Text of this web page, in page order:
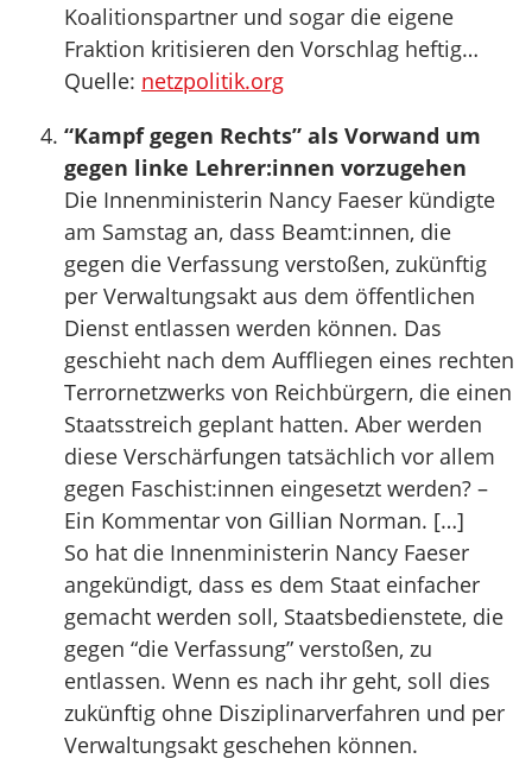
Koalitionspartner und sogar die eigene
Fraktion kritisieren den Vorschlag heftig…
Quelle: netzpolitik.org
“Kampf gegen Rechts” als Vorwand um
gegen linke Lehrer:innen vorzugehen
Die Innenministerin Nancy Faeser kündigte
am Samstag an, dass Beamt:innen, die
gegen die Verfassung verstoßen, zukünftig
per Verwaltungsakt aus dem öffentlichen
Dienst entlassen werden können. Das
geschieht nach dem Auffliegen eines rechten
Terrornetzwerks von Reichbürgern, die einen
Staatsstreich geplant hatten. Aber werden
diese Verschärfungen tatsächlich vor allem
gegen Faschist:innen eingesetzt werden? –
Ein Kommentar von Gillian Norman. […]
So hat die Innenministerin Nancy Faeser
angekündigt, dass es dem Staat einfacher
gemacht werden soll, Staatsbedienstete, die
gegen “die Verfassung” verstoßen, zu
entlassen. Wenn es nach ihr geht, soll dies
zukünftig ohne Disziplinarverfahren und per
Verwaltungsakt geschehen können.